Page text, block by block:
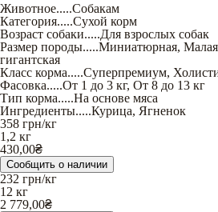
Животное.....Собакам
Категория.....Сухой корм
Возраст собаки.....Для взрослых собак
Размер породы.....Миниатюрная, Малая
гигантская
Класс корма.....Суперпремиум,
Фасовка.....От 1 до 3 кг, От 8 до 13 кг
Тип корма.....На основе мяса
Ингредиенты.....Курица, Ягненок
358 грн/кг
1,2 кг
430,00₴
Сообщить о наличии
232 грн/кг
12 кг
2 779,00₴